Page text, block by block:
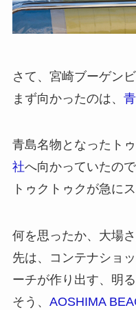
さて、宮崎ブーゲン
まず向かったのは、
青島名物となったト
社へ向かっていたの
トゥクトゥクが急に
何を思ったか、大場
先は、コンテナショ
ーチが作り出す、明
そう、 AOSHIMA